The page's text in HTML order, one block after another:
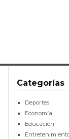
Categorías
Deportes
Economía
Educación